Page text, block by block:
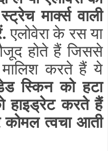
स्ट्रेच मार्क्स वाली
एलोवेरा के रस या
होते हैं जिससे
करते हैं ये
स्किन को हटा
हाइड्रेट करते हैं
त्वचा आती